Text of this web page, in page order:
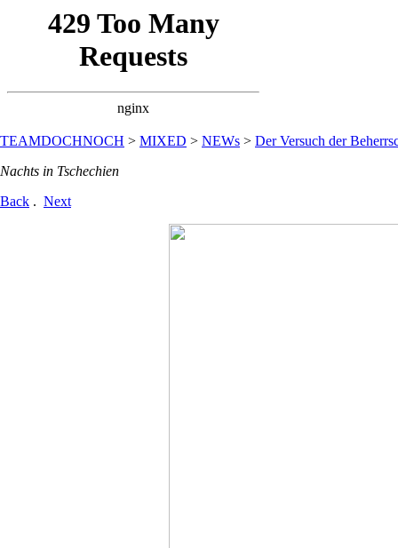
TEAMDOCHNOCH > MIXED > NEWs > Der Versuch der
Nachts in Tschechien
Back . Next